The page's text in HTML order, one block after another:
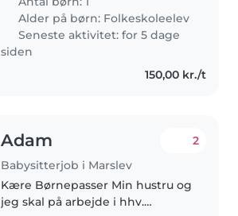
med ADHD og gerne har
erfaring med kæledyr.
Alder på børn: Folkeskoleelev
Seneste aktivitet: for 5 dage
siden
150,00 kr./t
Adam
Babysitterjob i Marslev
2
Kære Børnepasser Min hustru og
jeg skal på arbejde i hhv.